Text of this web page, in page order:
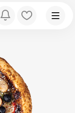
bell heart